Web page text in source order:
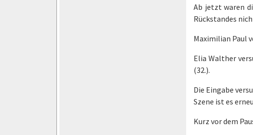
Ab jetzt waren
Rückstandes
Maximilian Paul
Elia Walther
(32.).
Die Eingabe
Szene ist es
Kurz vor dem